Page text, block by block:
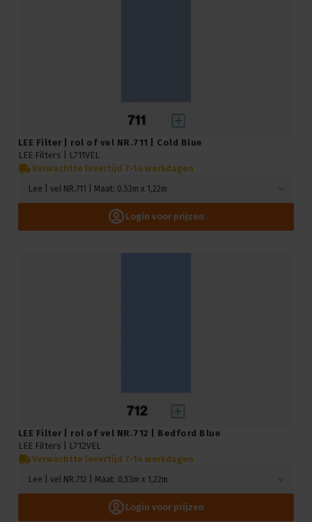
LEE Filter | rol of vel NR.711 | Cold Blue
LEE Filters |
L711VEL
Verwachtte levertijd 7-14 werkdagen
Lee | vel NR.711 | Maat: 0,53m x 1,22m
Login voor prijzen
LEE Filter | rol of vel NR.712 | Bedford Blue
LEE Filters |
L712VEL
Verwachtte levertijd 7-14 werkdagen
Lee | vel NR.712 | Maat: 0,53m x 1,22m
Login voor prijzen